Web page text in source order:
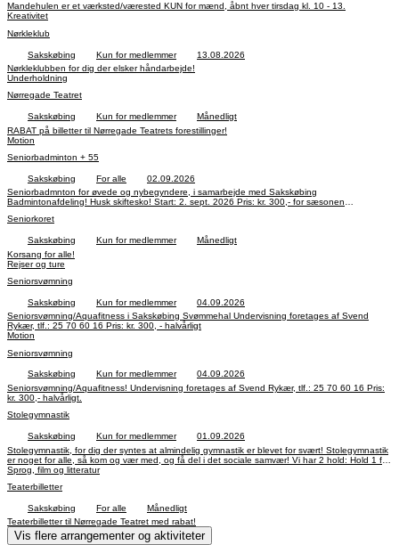
Mandehulen er et værksted/værested KUN for mænd, åbnt hver tirsdag kl. 10 - 13.
Kreativitet
Nørkleklub
Sakskøbing Kun for medlemmer
13.08.2026
Nørkleklubben for dig der elsker håndarbejde!
Underholdning
Nørregade Teatret
Sakskøbing Kun for medlemmer
Månedligt
RABAT på billetter til Nørregade Teatrets forestillinger!
Motion
Seniorbadminton + 55
Sakskøbing For alle
02.09.2026
Seniorbadmnton for øvede og nybegyndere, i samarbejde med Sakskøbing
Badmintonafdeling! Husk skiftesko! Start: 2. sept. 2026 Pris: kr. 300,- for sæsonen
Seniorkoret
Sakskøbing Kun for medlemmer
Månedligt
Korsang for alle!
Rejser og ture
Seniorsvømning
Sakskøbing Kun for medlemmer
04.09.2026
Seniorsvømning/Aquafitness i Sakskøbing Svømmehal Undervisning foretages af Svend
Rykær, tlf.: 25 70 60 16 Pris: kr. 300, - halvårligt
Motion
Seniorsvømning
Sakskøbing Kun for medlemmer
04.09.2026
Seniorsvømning/Aquafitness! Undervisning foretages af Svend Rykær, tlf.: 25 70 60 16 Pris:
kr. 300,- halvårligt.
Stolegymnastik
Sakskøbing Kun for medlemmer
01.09.2026
Stolegymnastik, for dig der syntes at almindelig gymnastik er blevet for svært! Stolegymnastik
er noget for alle, så kom og vær med, og få del i det sociale samvær! Vi har 2 hold: Hold 1 fra
kl. 09.30 - 10.30, Hold 2 fra kl. 11.00 - 12.00 Aktivitetsleder og underviser: Bente Rykær, tlf.:
Sprog, film og litteratur
Teaterbilletter
Sakskøbing For alle
Månedligt
Teaterbilletter til Nørregade Teatret med rabat!
Vis flere arrangementer og aktiviteter